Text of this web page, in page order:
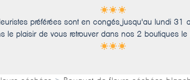
préférées sont en congés jusqu'au lundi 31
le plaisir de vous retrouver dans nos 2 boutiques